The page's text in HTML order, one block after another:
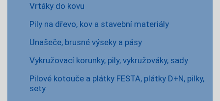
Vrtáky do kovu
Pily na dřevo, kov a stavební materiály
Unašeče, brusné výseky a pásy
Vykružovací korunky, pily, vykružováky, sady
Pilové kotouče a plátky FESTA, plátky D+N, pilky,
sety